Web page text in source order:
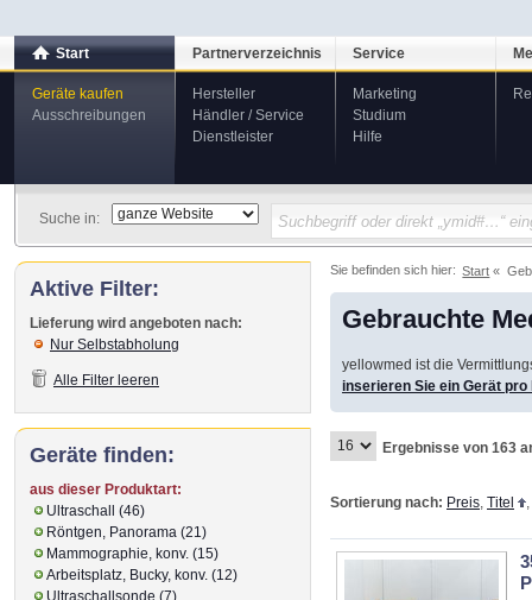
Start
Geräte kaufen
Ausschreibungen
Partnerverzeichnis
Hersteller
Händler / Service
Dienstleister
Service
Marketing
Studium
Hilfe
Suche in:
Sie befinden sich hier: Start
Gebrauchte
yellowmed ist die
inserieren Sie ein Gerät
Ergebnisse von 163
Sortierung nach: Preis Titel
Aktive Filter:
Lieferung wird angeboten nach:
Nur Selbstabholung
Alle Filter leeren
Geräte finden:
aus dieser Produktart:
Ultraschall (46)
Röntgen, Panorama (21)
Mammographie, konv. (15)
Arbeitsplatz, Bucky, konv. (12)
Ultraschallsonde (7)